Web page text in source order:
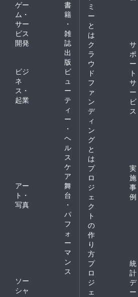
ゲー
ム・
サー
ビス
開発
書
籍
・
雑
誌
出
版
ビジ
ネ
ス・
起業
ビ
ュ
ー
テ
ィ
ー
・
ヘ
ル
ス
ケ
ア
アー
ト・
写真
舞
台
・
パ
フ
ォ
ー
マ
ン
ス
ソー
シャ
ミ
ー
と
は
ク
ラ
ウ
ド
フ
ァ
ン
デ
ィ
ン
グ
と
は
サ
ポ
ー
ト
サ
ー
ビ
ス
プ
ロ
ジ
ェ
ク
ト
の
作
り
方
実
施
事
例
プ
ロ
ジ
ェ
統
計
デ
ー